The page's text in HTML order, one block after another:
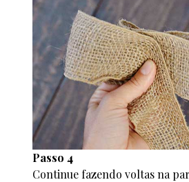
Passo 4
Continue fazendo voltas na